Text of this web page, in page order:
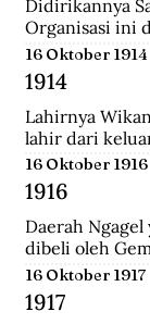
Didirikannya
Organisasi ini
pengusaha
merupakan
Indonesia
Belanda.
16 Oktober 1914
1914
Lahirnya
lahir dari
tinggi dalam
tangan penjajah.
16 Oktober 1916
1916
Daerah
dibeli oleh
industri baru di
16 Oktober 1917
1917